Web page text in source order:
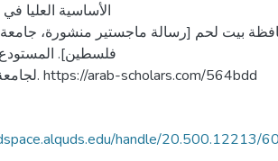
الأساسية العليا
بيت لحم [رسالة ماجستير منشورة،
فلسطين].
لجامعة القدس. https://arab-scholars.com/564bdd
handle/20.500.12213/